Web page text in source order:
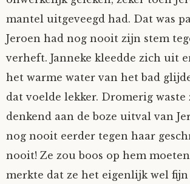
mantel uitgeveegd had. Dat was
Jeroen had nog nooit zijn stem
verheft. Janneke kleedde zich uit
het warme water van het bad
dat voelde lekker. Dromerig waste
denkend aan de boze uitval van
nog nooit eerder tegen haar
nooit! Ze zou boos op hem moeten
merkte dat ze het eigenlijk wel